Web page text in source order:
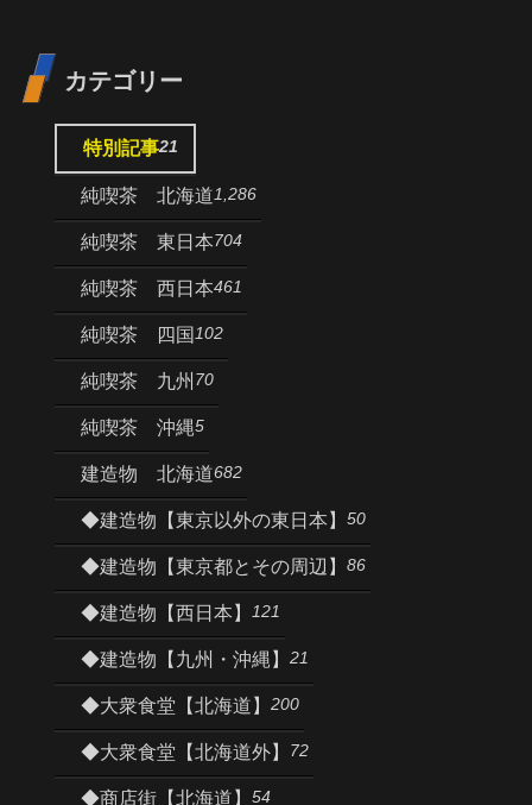
カテゴリー
特別記事21
純喫茶 北海道1,286
純喫茶 東日本704
純喫茶 西日本461
純喫茶 四国 102
純喫茶 九州 70
純喫茶 沖縄5
建造物 北海道682
◆建造物【東京以外の東日本】 50
◆建造物【東京都とその周辺】 86
◆建造物【西日本】 121
◆建造物【九州・沖縄】 21
◆大衆食堂【北海道】 200
◆大衆食堂【北海道外】 72
◆商店街【北海道】 54